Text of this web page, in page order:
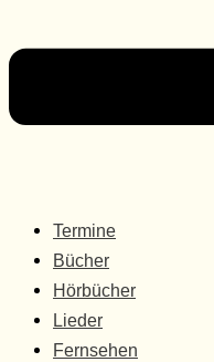
Termine
Bücher
Hörbücher
Lieder
Fernsehen